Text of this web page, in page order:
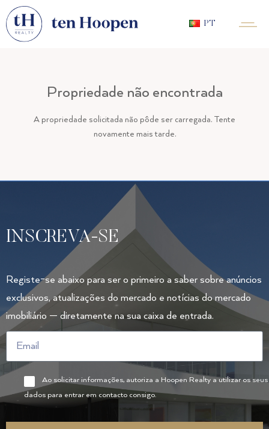
PT
Propriedade não encontrada
A propriedade solicitada não pôde ser carregada. Tente
novamente mais tarde.
INSCREVA-SE
Registe-se abaixo para ser o primeiro a saber sobre anúncios
exclusivos, atualizações do mercado e notícias do mercado
imobiliário — diretamente na sua caixa de entrada.
Ao solicitar informações, autoriza a Hoopen Realty a utilizar os seus
dados para entrar em contacto consigo.